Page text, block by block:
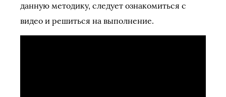
данную методику, следует ознакомиться с
видео и решиться на выполнение.